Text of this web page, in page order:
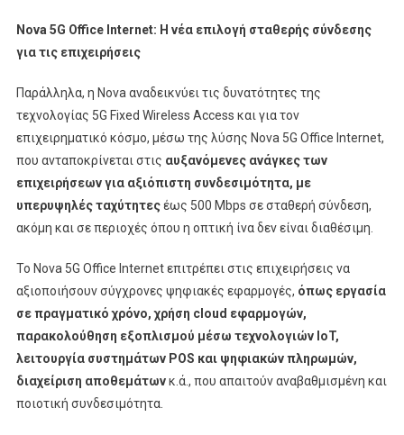
Nova 5G Office Internet: Η νέα επιλογή σταθερής σύνδεσης
για τις επιχειρήσεις
Παράλληλα, η Nova αναδεικνύει τις δυνατότητες της
τεχνολογίας 5G Fixed Wireless Access και για τον
επιχειρηματικό κόσμο, μέσω της λύσης Nova 5G Office Internet,
που ανταποκρίνεται στις αυξανόμενες ανάγκες των
επιχειρήσεων για αξιόπιστη συνδεσιμότητα, με
υπερυψηλές ταχύτητεςέως 500 Mbps σε σταθερή σύνδεση,
ακόμη και σε περιοχές όπου η οπτική ίνα δεν είναι διαθέσιμη.
Το Nova 5G Office Internet επιτρέπει στις επιχειρήσεις να
αξιοποιήσουν σύγχρονες ψηφιακές εφαρμογές, όπως εργασία
σε πραγματικό χρόνο, χρήση cloud εφαρμογών,
παρακολούθηση εξοπλισμού μέσω τεχνολογιών IoT,
λειτουργία συστημάτων POS και ψηφιακών πληρωμών,
διαχείριση αποθεμάτωνκ.ά., που απαιτούν αναβαθμισμένη και
ποιοτική συνδεσιμότητα.